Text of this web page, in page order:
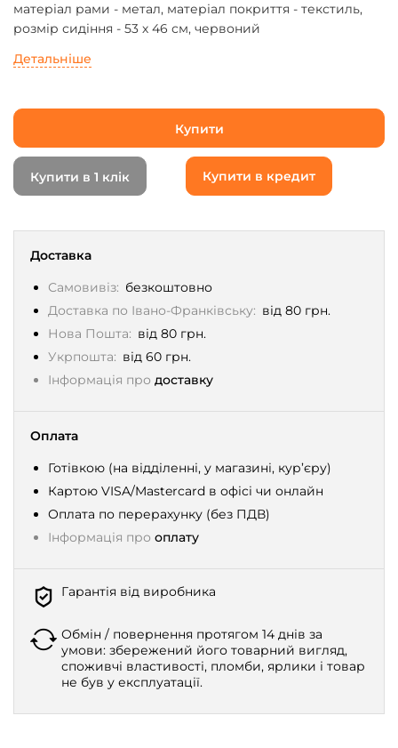
Доставка
Самовивіз: безкоштовно
Доставка по Івано-Франківську: від 80 грн.
Нова Пошта: від 80 грн.
Укрпошта: від 60 грн.
Інформація про доставку
Оплата
Готівкою (на відділенні, у магазині, кур’єру)
Картою VISA/Mastercard в офісі чи онлайн
Оплата по перерахунку (без ПДВ)
Інформація про оплату
Гарантія від виробника
Обмін / повернення протягом 14 днів за
умови: збережений його товарний вигляд,
споживчі властивості, пломби, ярлики і товар
не був у експлуатації.
матеріал рами - метал, матеріал покриття - текстиль,
розмір сидіння - 53 х 46 см, червоний
Детальніше
Купити
Купити в 1 клік Купити в кредит